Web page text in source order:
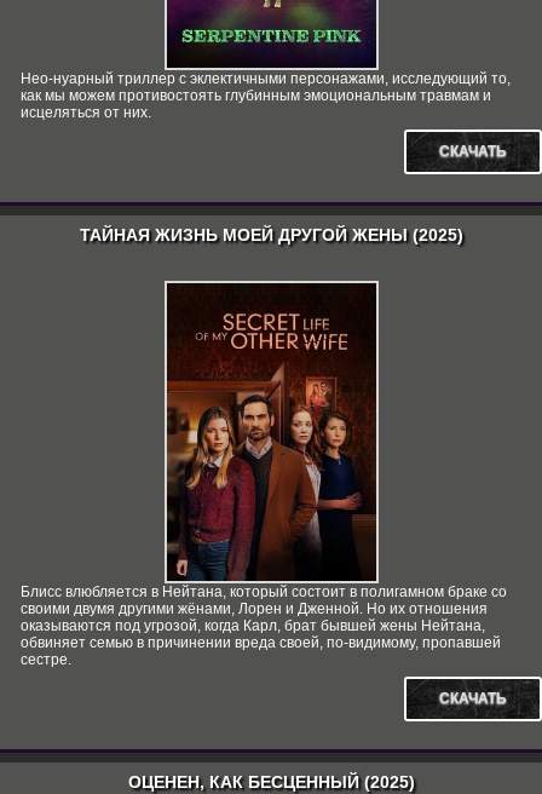
Нео-нуарный триллер с эклектичными персонажами, исследующий то,
как мы можем противостоять глубинным эмоциональным травмам и
исцеляться от них.
СКАЧАТЬ
ТАЙНАЯ ЖИЗНЬ МОЕЙ ДРУГОЙ ЖЕНЫ (2025)
Блисс влюбляется в Нейтана, который состоит в полигамном браке со
своими двумя другими жёнами, Лорен и Дженной. Но их отношения
оказываются под угрозой, когда Карл, брат бывшей жены Нейтана,
обвиняет семью в причинении вреда своей, по-видимому, пропавшей
сестре.
СКАЧАТЬ
ОЦЕНЕН, КАК БЕСЦЕННЫЙ (2025)